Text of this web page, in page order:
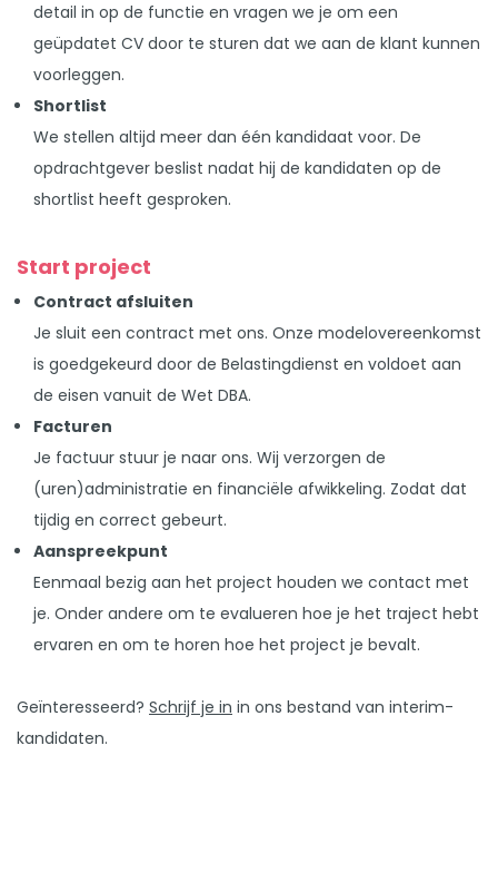
detail in op de functie en vragen we je om een
geüpdatet CV door te sturen dat we aan de klant kunnen
voorleggen.
Shortlist
We stellen altijd meer dan één kandidaat voor. De
opdrachtgever beslist nadat hij de kandidaten op de
shortlist heeft gesproken.
Start project
Contract afsluiten
Je sluit een contract met ons. Onze modelovereenkomst
is goedgekeurd door de Belastingdienst en voldoet aan
de eisen vanuit de Wet DBA.
Facturen
Je factuur stuur je naar ons. Wij verzorgen de
(uren)administratie en financiële afwikkeling. Zodat dat
tijdig en correct gebeurt.
Aanspreekpunt
Eenmaal bezig aan het project houden we contact met
je. Onder andere om te evalueren hoe je het traject hebt
ervaren en om te horen hoe het project je bevalt.
Geïnteresseerd? Schrijf je in in ons bestand van interim-
kandidaten.